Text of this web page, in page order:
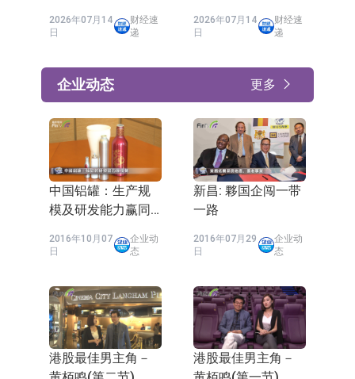
2026年07月14
日
财经速
递
2026年07月14
日
财经速
递
企业动态 更多
中国铝罐：生产规
模及研发能力赢同
2016年10月07
日
企业动
态
新昌: 夥国企闯一带
一路
2016年07月29
日
企业动
态
港股最佳男主角－
港股最佳男主角－